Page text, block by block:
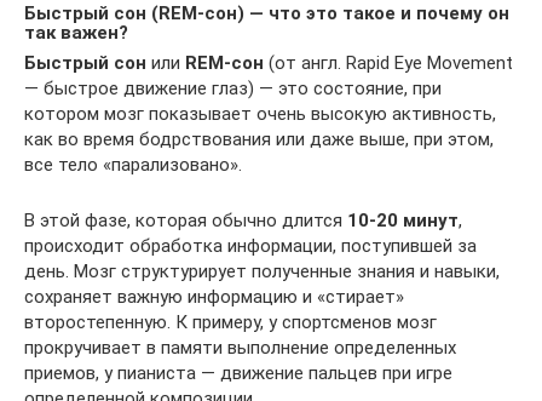
Быстрый сон (REM-сон) — что это такое и почему он
так важен?
Быстрый сон или REM-сон (от англ. Rapid Eye Movement
— быстрое движение глаз) — это состояние, при
котором мозг показывает очень высокую активность,
как во время бодрствования или даже выше, при этом,
все тело «парализовано».
В этой фазе, которая обычно длится 10-20 минут,
происходит обработка информации, поступившей за
день. Мозг структурирует полученные знания и навыки,
сохраняет важную информацию и «стирает»
второстепенную. К примеру, у спортсменов мозг
прокручивает в памяти выполнение определенных
приемов, у пианиста — движение пальцев при игре